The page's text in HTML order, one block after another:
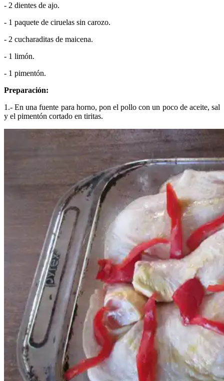
- 2 dientes de ajo.
- 1 paquete de ciruelas sin carozo.
- 2 cucharaditas de maicena.
- 1 limón.
- 1 pimentón.
Preparación:
1.- En una fuente para horno, pon el pollo con un poco de aceite, sal
y el pimentón cortado en tiritas.